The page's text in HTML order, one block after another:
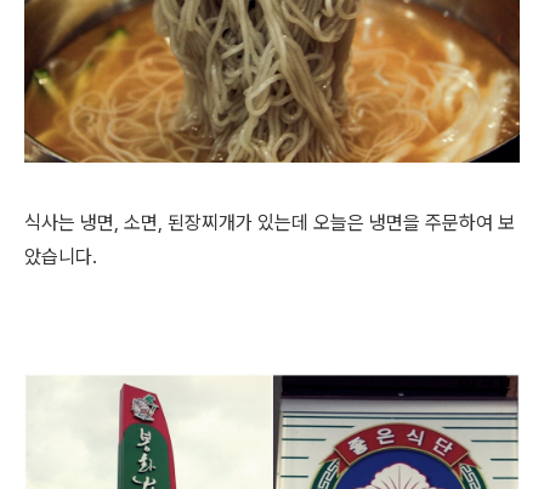
식사는 냉면, 소면, 된장찌개가 있는데 오늘은 냉면을 주문하여 보
았습니다.